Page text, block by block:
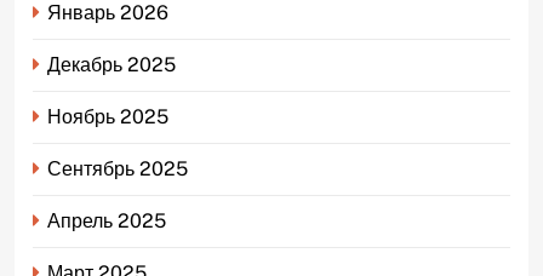
Январь 2026
Декабрь 2025
Ноябрь 2025
Сентябрь 2025
Апрель 2025